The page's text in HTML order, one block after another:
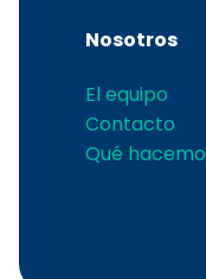
Nosotros
El equipo
Contacto
Qué